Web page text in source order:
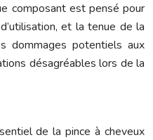
composant est pensé pour
et la tenue de la
dommages potentiels aux
désagréables lors de la
de la pince à cheveux